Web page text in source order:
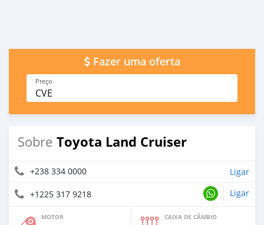
Fazer uma oferta
Preço
CVE
Sobre Toyota Land Cruiser
+238 334 0000
Ligar
+1225 317 9218
Ligar
MOTOR CAIXA DE CÂMBIO